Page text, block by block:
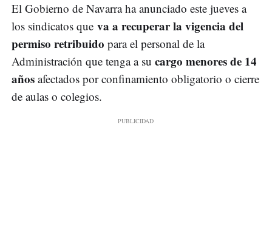
El Gobierno de Navarra ha anunciado este jueves a
los sindicatos que va a recuperar la vigencia del
permiso retribuido para el personal de la
Administración que tenga a su cargo menores de 14
años afectados por confinamiento obligatorio o cierre
de aulas o colegios.